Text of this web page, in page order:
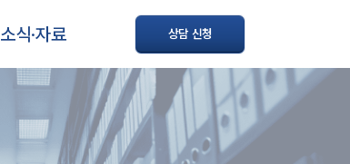
소식·자료 상담 신청